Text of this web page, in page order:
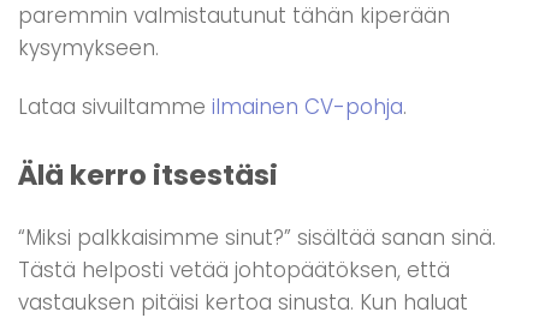
paremmin valmistautunut tähän kiperään
kysymykseen.
Lataa sivuiltamme ilmainen CV-pohja.
Älä kerro itsestäsi
“Miksi palkkaisimme sinut?” sisältää sanan sinä.
Tästä helposti vetää johtopäätöksen, että
vastauksen pitäisi kertoa sinusta. Kun haluat